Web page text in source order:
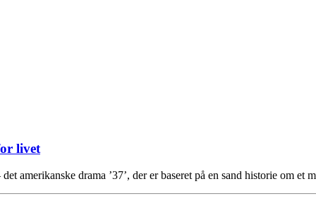
livet
amerikanske drama ’37’, der er baseret på en sand historie om et